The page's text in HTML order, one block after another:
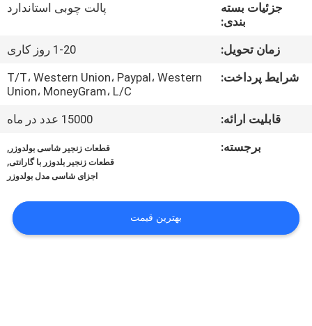
کنترل
کیفیت
درخواست
نقشه
سایت
جزئیات بسته
بندی:
پالت چوبی استاندارد
زمان تحویل:
1-20 روز کاری
شرایط پرداخت:
T/T، Western Union، Paypal، Western
Union، MoneyGram، L/C
قابلیت ارائه:
15000 عدد در ماه
برجسته:
قطعات زنجیر شاسی بولدوزر ,
قطعات زنجیر بلدوزر با گارانتی,
اجزای شاسی مدل بولدوزر
بهترین قیمت